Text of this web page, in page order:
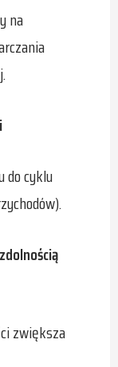
na
do cyklu
zwiększa